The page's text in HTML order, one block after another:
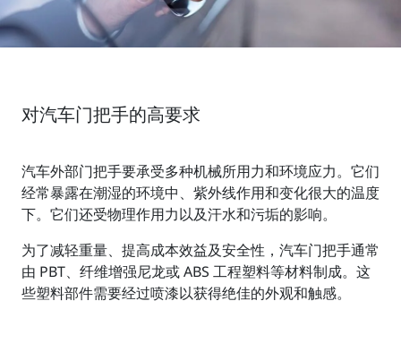
对汽车门把手的高要求
汽车外部门把手要承受多种机械所用力和环境应力。它们
经常暴露在潮湿的环境中、紫外线作用和变化很大的温度
下。它们还受物理作用力以及汗水和污垢的影响。
为了减轻重量、提高成本效益及安全性，汽车门把手通常
由 PBT、纤维增强尼龙或 ABS 工程塑料等材料制成。这
些塑料部件需要经过喷漆以获得绝佳的外观和触感。